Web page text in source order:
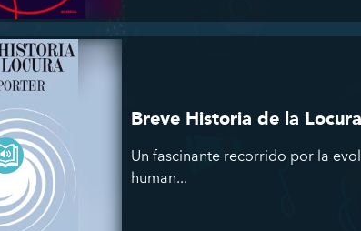
Breve Historia de la Locura
Un fascinante recorrido por la
human...